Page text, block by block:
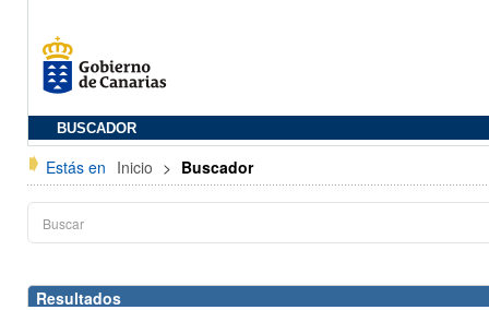
BUSCADOR
Estás en Inicio > Buscador
Resultados